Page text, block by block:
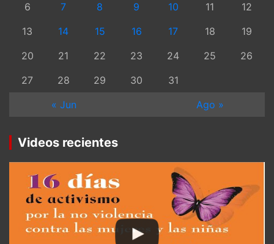
6
7 8 9 10 11
12
13
14 15 16 17 18
19
20
21 22 23 24 25
26
27
28 29 30
31
« Jun
Ago »
Videos recientes